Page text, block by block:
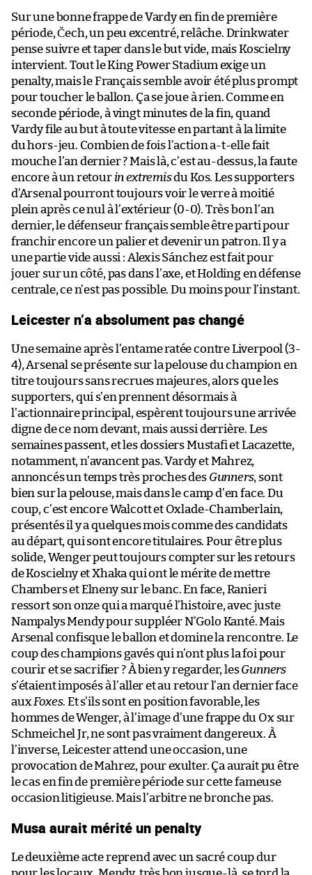
Sur une bonne frappe de Vardy en fin de première
période, Čech, un peu excentré, relâche. Drinkwater
pense suivre et taper dans le but vide, mais Koscielny
intervient. Tout le King Power Stadium exige un
penalty, mais le Français semble avoir été plus prompt
pour toucher le ballon. Ça se joue à rien. Comme en
seconde période, à vingt minutes de la fin, quand
Vardy file au but à toute vitesse en partant à la limite
du hors-jeu. Combien de fois l’action a-t-elle fait
mouche l’an dernier ? Mais là, c’est au-dessus, la faute
encore à un retour in extremisdu Kos. Les supporters
d’Arsenal pourront toujours voir le verre à moitié
plein après ce nul à l’extérieur (0-0). Très bon l’an
dernier, le défenseur français semble être parti pour
franchir encore un palier et devenir un patron. Il y a
une partie vide aussi : Alexis Sánchez est fait pour
jouer sur un côté, pas dans l’axe, et Holding en défense
centrale, ce n’est pas possible. Du moins pour l’instant.
Leicester n’a absolument pas changé
Une semaine après l’entame ratée contre Liverpool (3-
4), Arsenal se présente sur la pelouse du champion en
titre toujours sans recrues majeures, alors que les
supporters, qui s’en prennent désormais à
l’actionnaire principal, espèrent toujours une arrivée
digne de ce nom devant, mais aussi derrière. Les
semaines passent, et les dossiers Mustafi et Lacazette,
notamment, n’avancent pas. Vardy et Mahrez,
annoncés un temps très proches des Gunners, sont
bien sur la pelouse, mais dans le camp d’en face. Du
coup, c’est encore Walcott et Oxlade-Chamberlain,
présentés il y a quelques mois comme des candidats
au départ, qui sont encore titulaires. Pour être plus
solide, Wenger peut toujours compter sur les retours
de Koscielny et Xhaka qui ont le mérite de mettre
Chambers et Elneny sur le banc. En face, Ranieri
ressort son onze qui a marqué l’histoire, avec juste
Nampalys Mendy pour suppléer N’Golo Kanté. Mais
Arsenal confisque le ballon et domine la rencontre. Le
coup des champions gavés qui n’ont plus la foi pour
courir et se sacrifier ? À bien y regarder, lesGunners
s’étaient imposés à l’aller et au retour l’an dernier face
aux Foxes. Et s’ils sont en position favorable, les
hommes de Wenger, à l’image d’une frappe du Ox sur
Schmeichel Jr, ne sont pas vraiment dangereux. À
l’inverse, Leicester attend une occasion, une
provocation de Mahrez, pour exulter. Ça aurait pu être
le cas en fin de première période sur cette fameuse
occasion litigieuse. Mais l’arbitre ne bronche pas.
Musa aurait mérité un penalty
Le deuxième acte reprend avec un sacré coup dur